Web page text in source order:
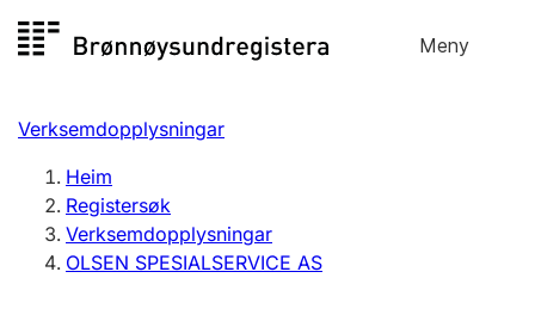
til
Meny
Registersøk
Aksjeselskap
Enkeltpersonføretak
Registrere, endre, slette
Verksemdopplysningar
Heim
Registersøk
Verksemdopplysningar
OLSEN SPESIALSERVICE AS